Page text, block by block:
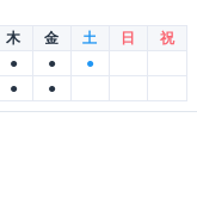
木 金 土 日
祝
● ●
●
● ●